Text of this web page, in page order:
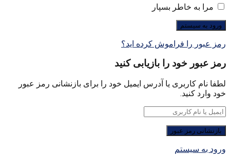
مرا به خاطر بسپار
رمز عبور را فراموش کرده اید؟
رمز عبور خود را بازیابی کنید
لطفا نام کاربری یا آدرس ایمیل خود را برای بازنشانی رمز عبور
خود وارد کنید.
ورود به سیستم